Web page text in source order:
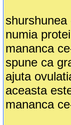
numia
mananca
spune ca
ajuta
aceasta
mananca